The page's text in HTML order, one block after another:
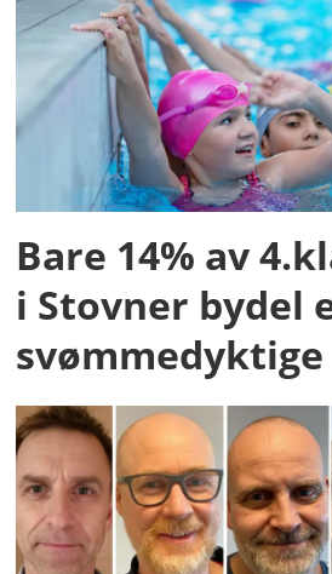
Bare 14% av
i Stovner bydel
svømmedyktige